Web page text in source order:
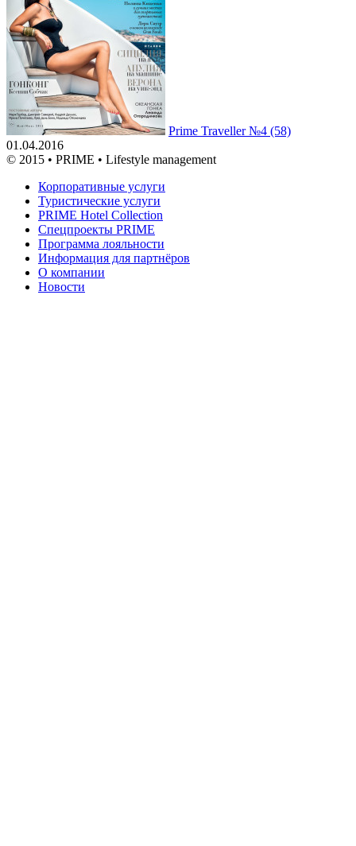
Prime Traveller №4 (58)
01.04.2016
© 2015 • PRIME • Lifestyle management
Корпоративные услуги
Туристические услуги
PRIME Hotel Collection
Спецпроекты PRIME
Программа лояльности
Информация для партнёров
О компании
Новости